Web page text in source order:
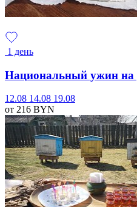
1 день
Национальный ужин на
12.08 14.08 19.08
от 216 BYN